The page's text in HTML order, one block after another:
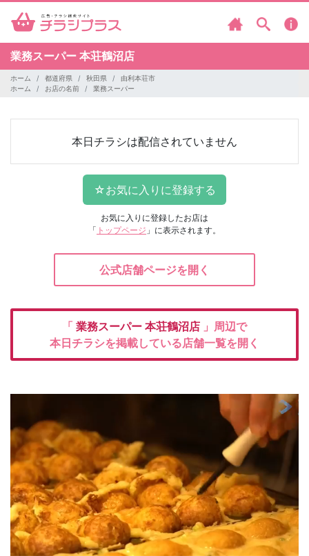
業務スーパー 本荘鶴沼店
ホーム 都道府県 秋田県
由利本荘市
ホーム
お店の名前 業務スーパー
本日チラシは配信されていません
お気に入りに登録したお店は
「 トップページ 」に表示されます。
公式店舗ページを開く
「 業務スーパー 本荘鶴沼店 」周辺で
本日チラシを掲載している店舗一覧を開く